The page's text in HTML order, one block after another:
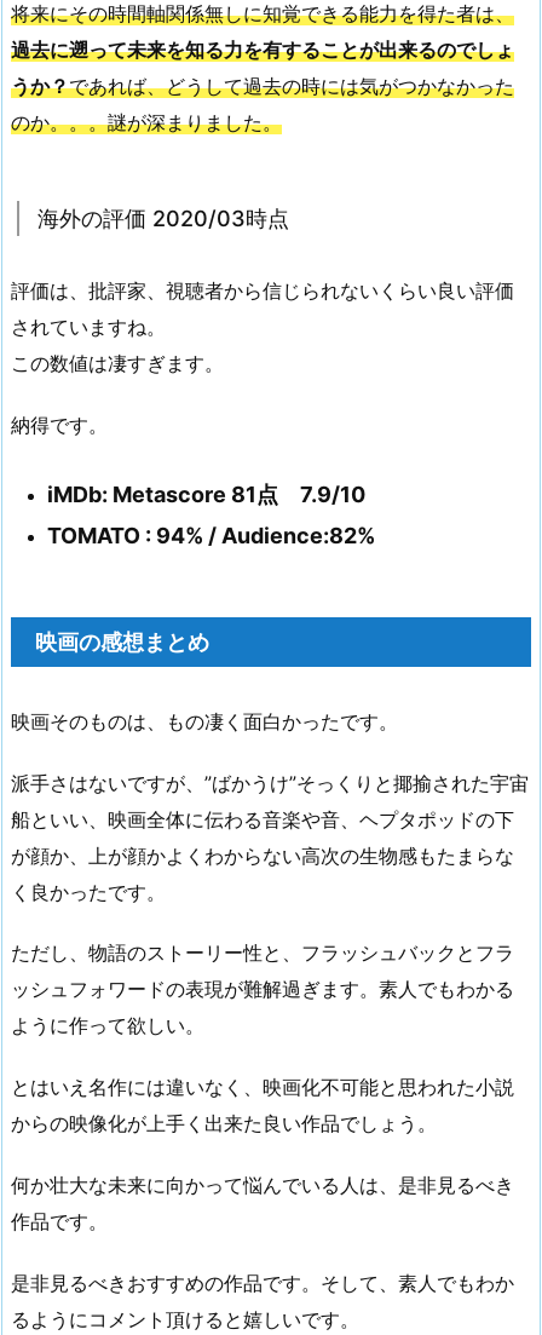
将来にその時間軸関係無しに知覚できる能力を得た者は、
過去に遡って未来を知る力を有することが出来るのでしょ
うか？であれば、どうして過去の時には気がつかなかった
のか。。。謎が深まりました。
海外の評価 2020/03時点
評価は、批評家、視聴者から信じられないくらい良い評価
されていますね。
この数値は凄すぎます。
納得です。
iMDb: Metascore 81点 7.9/10
TOMATO : 94% / Audience:82%
映画の感想まとめ
映画そのものは、もの凄く面白かったです。
派手さはないですが、”ばかうけ”そっくりと揶揄された宇宙
船といい、映画全体に伝わる音楽や音、ヘプタポッドの下
が顔か、上が顔かよくわからない高次の生物感もたまらな
く良かったです。
ただし、物語のストーリー性と、フラッシュバックとフラ
ッシュフォワードの表現が難解過ぎます。素人でもわかる
ように作って欲しい。
とはいえ名作には違いなく、映画化不可能と思われた小説
からの映像化が上手く出来た良い作品でしょう。
何か壮大な未来に向かって悩んでいる人は、是非見るべき
作品です。
是非見るべきおすすめの作品です。そして、素人でもわか
るようにコメント頂けると嬉しいです。